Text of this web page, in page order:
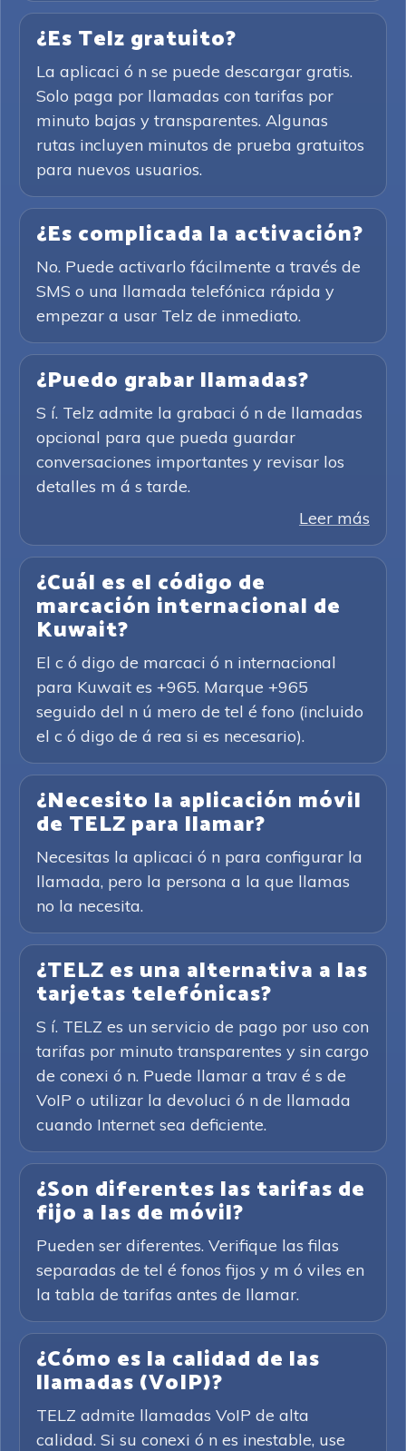
¿Es Telz gratuito?
La aplicaci ó n se puede descargar gratis.
Solo paga por llamadas con tarifas por
minuto bajas y transparentes. Algunas
rutas incluyen minutos de prueba gratuitos
para nuevos usuarios.
¿Es complicada la activación?
No. Puede activarlo fácilmente a través de
SMS o una llamada telefónica rápida y
empezar a usar Telz de inmediato.
¿Puedo grabar llamadas?
S í. Telz admite la grabaci ó n de llamadas
opcional para que pueda guardar
conversaciones importantes y revisar los
detalles m á s tarde.
Leer más
¿Cuál es el código de
marcación internacional de
Kuwait?
El c ó digo de marcaci ó n internacional
para Kuwait es +965. Marque +965
seguido del n ú mero de tel é fono (incluido
el c ó digo de á rea si es necesario).
¿Necesito la aplicación móvil
de TELZ para llamar?
Necesitas la aplicaci ó n para configurar la
llamada, pero la persona a la que llamas
no la necesita.
¿TELZ es una alternativa a las
tarjetas telefónicas?
S í. TELZ es un servicio de pago por uso con
tarifas por minuto transparentes y sin cargo
de conexi ó n. Puede llamar a trav é s de
VoIP o utilizar la devoluci ó n de llamada
cuando Internet sea deficiente.
¿Son diferentes las tarifas de
fijo a las de móvil?
Pueden ser diferentes. Verifique las filas
separadas de tel é fonos fijos y m ó viles en
la tabla de tarifas antes de llamar.
¿Cómo es la calidad de las
llamadas (VoIP)?
TELZ admite llamadas VoIP de alta
calidad. Si su conexi ó n es inestable, use